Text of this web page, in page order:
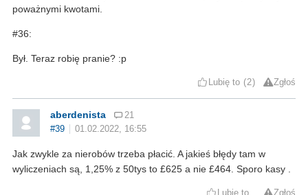
poważnymi kwotami.
#36:
Był. Teraz robię pranie? :p
Lubię to 2 Zgłoś
aberdenista
21
#39
01.02.2022, 16:55
Jak zwykle za nierobów trzeba płacić. A jakieś błędy tam w
wyliczeniach są, 1,25% z 50tys to £625 a nie £464. Sporo kasy .
Lubię to Zgłoś